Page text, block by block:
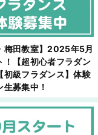
梅田教室】2025年5月
！【超初心者フラダン
初級フラダンス】体験
生募集中！